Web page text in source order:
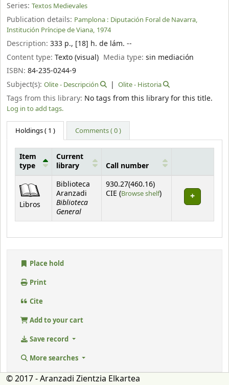
Series: Textos Medievales
Publication details: Pamplona : Diputación Foral de Navarra,
Institución Príncipe de Viana, 1974
Description: 333 p., [18] h. de lám. --
Content type: Texto (visual) Media type:sin mediación
ISBN: 84-235-0244-9
Subject(s): Olite - Descripción Olite - Historia
Tags from this library: No tags from this library for this title.
Log in to add tags.
Holdings( 1 ) Comments ( 0 )
Item
type
Current
library
Call number
Libros
Biblioteca
Aranzadi
Biblioteca
General
930.27(460.16)
CIE (Browse shelf(Opens below)
)
Place hold
Print
Cite
Add to your cart
Save record
More searches
© 2017 - Aranzadi Zientzia Elkartea